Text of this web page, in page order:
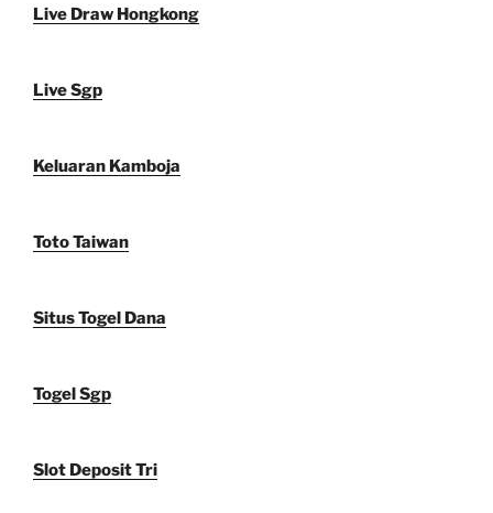
Live Draw Hongkong
Live Sgp
Keluaran Kamboja
Toto Taiwan
Situs Togel Dana
Togel Sgp
Slot Deposit Tri